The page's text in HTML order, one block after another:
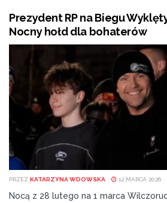
Prezydent RP na Biegu
Nocny hołd dla bohaterów
PRZEZ KATARZYNA WDOWSKA 12 MARCA 2026
Nocą z 28 lutego na 1 marca